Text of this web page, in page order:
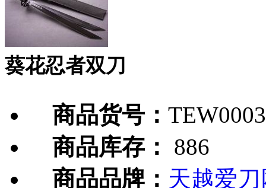
葵花忍者双刀
商品货号：
商品库存：
886
商品品牌： 天越爱